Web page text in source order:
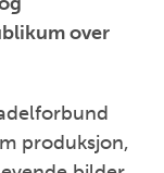
over
produksjon,